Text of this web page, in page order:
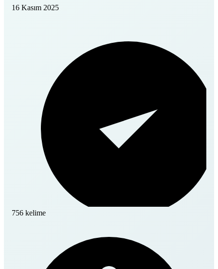
16 Kasım 2025
756 kelime